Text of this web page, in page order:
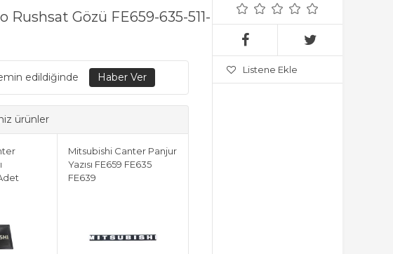
Gözü FE659-635-511-
edildiğinde
ürünler
Mitsubishi Canter Panjur
Yazısı FE659 FE635
FE639
Listene Ekle